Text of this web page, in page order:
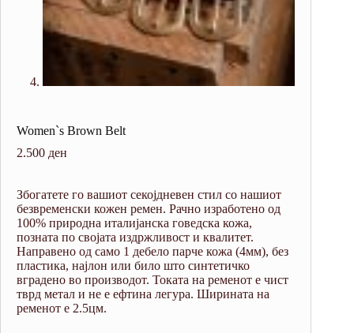
Women`s Brown Belt
2.500 ден
Збогатете го вашиот секојдневен стил со нашиот
безвременски кожен ремен. Рачно изработено од
100% природна италијанска говедска кожа,
позната по својата издржливост и квалитет.
Направено од само 1 дебело парче кожа (4мм), без
пластика, најлон или било што синтетичко
вградено во производот. Токата на ременот е чист
тврд метал и не е ефтина легура. Ширината на
ременот е 2.5цм.